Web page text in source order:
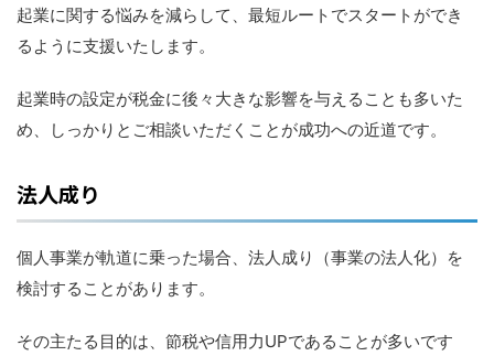
起業に関する悩みを減らして、最短ルートでスタートができ
るように支援いたします。
起業時の設定が税金に後々大きな影響を与えることも多いた
め、しっかりとご相談いただくことが成功への近道です。
法人成り
個人事業が軌道に乗った場合、法人成り（事業の法人化）を
検討することがあります。
その主たる目的は、節税や信用力UPであることが多いです